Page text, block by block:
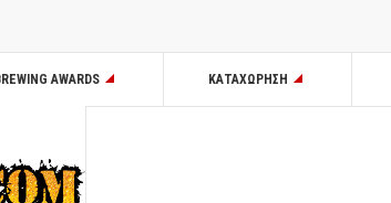
AWARDS ΚΑΤΑΧΩΡΗΣΗ